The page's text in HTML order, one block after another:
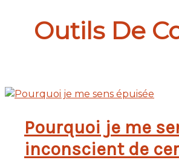
Outils De
Pourquoi je me
inconscient de